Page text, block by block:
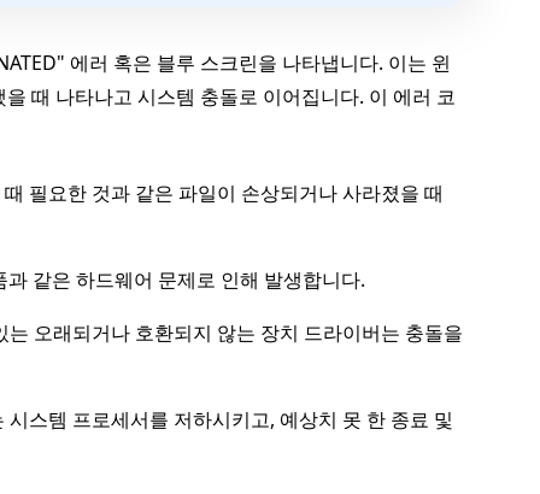
에러 혹은 블루 스크린을 나타냅니다. 이는 윈
때 나타나고 시스템 충돌로 이어집니다. 이 에러 코
필요한 것과 같은 파일이 손상되거나 사라졌을 때
같은 하드웨어 문제로 인해 발생합니다.
오래되거나 호환되지 않는 장치 드라이버는 충돌을
스템 프로세서를 저하시키고, 예상치 못 한 종료 및